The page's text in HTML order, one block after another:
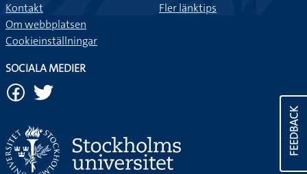
FEEDBACK
Kontakt
Om webbplatsen
Cookieinställningar
Fler länktips
SOCIALA MEDIER